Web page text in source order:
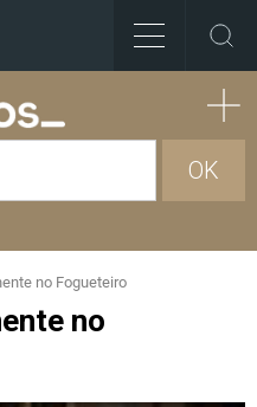
OK
no Fogueteiro
no